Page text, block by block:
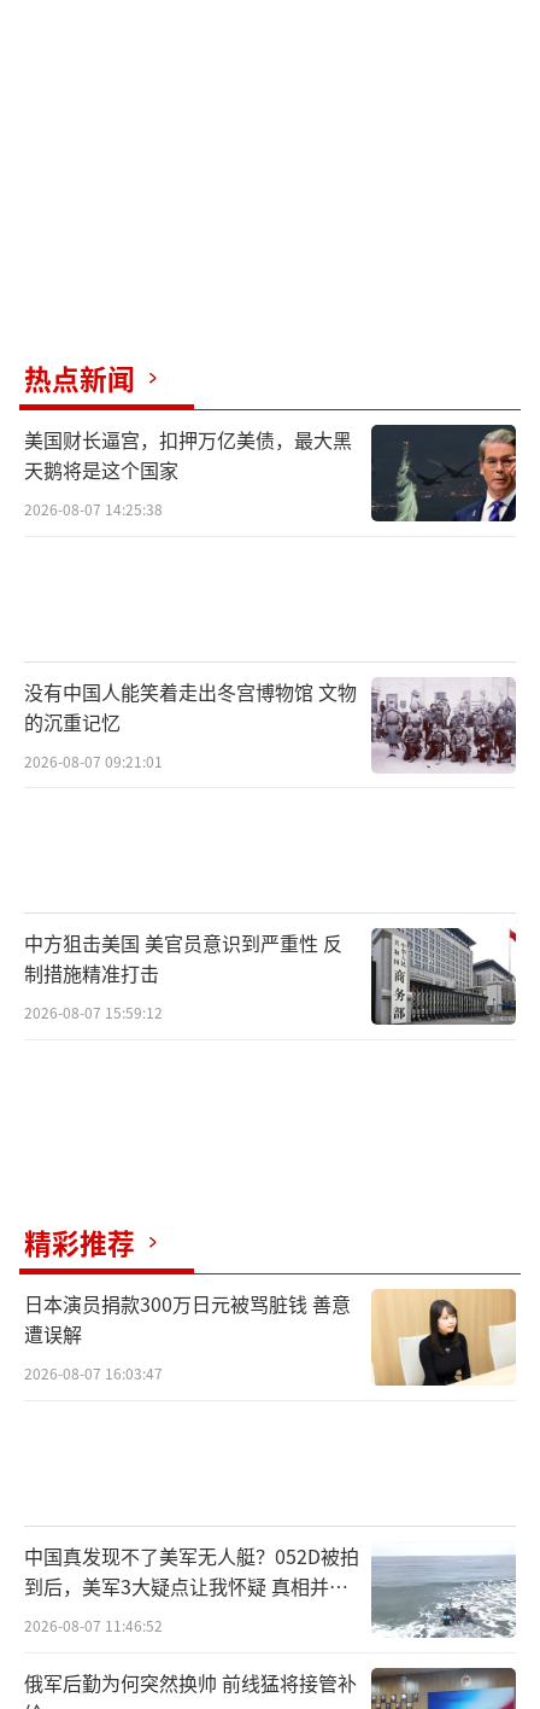
探访沈飞工厂时，画面中还露出了特殊编号和
涂装的歼-35A，被专家指出是外贸0001号机。
坦空军参谋长扎希尔·西杜就公开表态，称"订
购FC-31隐身战斗机的基础已经奠定"。此后，
巴基斯坦官方宣传海报中多次出现歼-35的身
影，将其作为下一代空战力量的核心展示。
热点新闻
美国财长逼宫，扣押万亿美债，最大黑
天鹅将是这个国家
2026-08-07 14:25:38
没有中国人能笑着走出冬宫博物馆 文物
的沉重记忆
2026-08-07 09:21:01
中方狙击美国 美官员意识到严重性 反
制措施精准打击
2026-08-07 15:59:12
精彩推荐
日本演员捐款300万日元被骂脏钱 善意
遭误解
2026-08-07 16:03:47
中国真发现不了美军无人艇？052D被拍
到后，美军3大疑点让我怀疑 真相并非
如此
2026-08-07 11:46:52
俄军后勤为何突然换帅 前线猛将接管补